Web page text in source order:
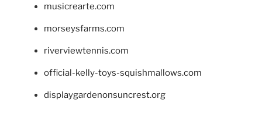
musicrearte.com
morseysfarms.com
riverviewtennis.com
official-kelly-toys-squishmallows.com
displaygardenonsuncrest.org